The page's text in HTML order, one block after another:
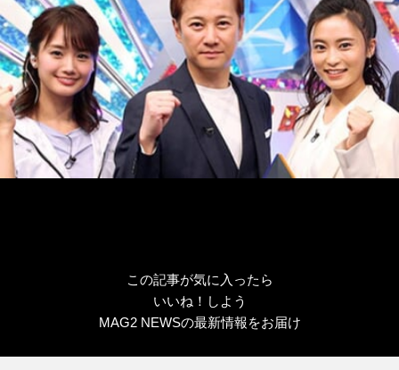
この記事が気に入ったら
いいね！しよう
MAG2 NEWSの最新情報をお届け